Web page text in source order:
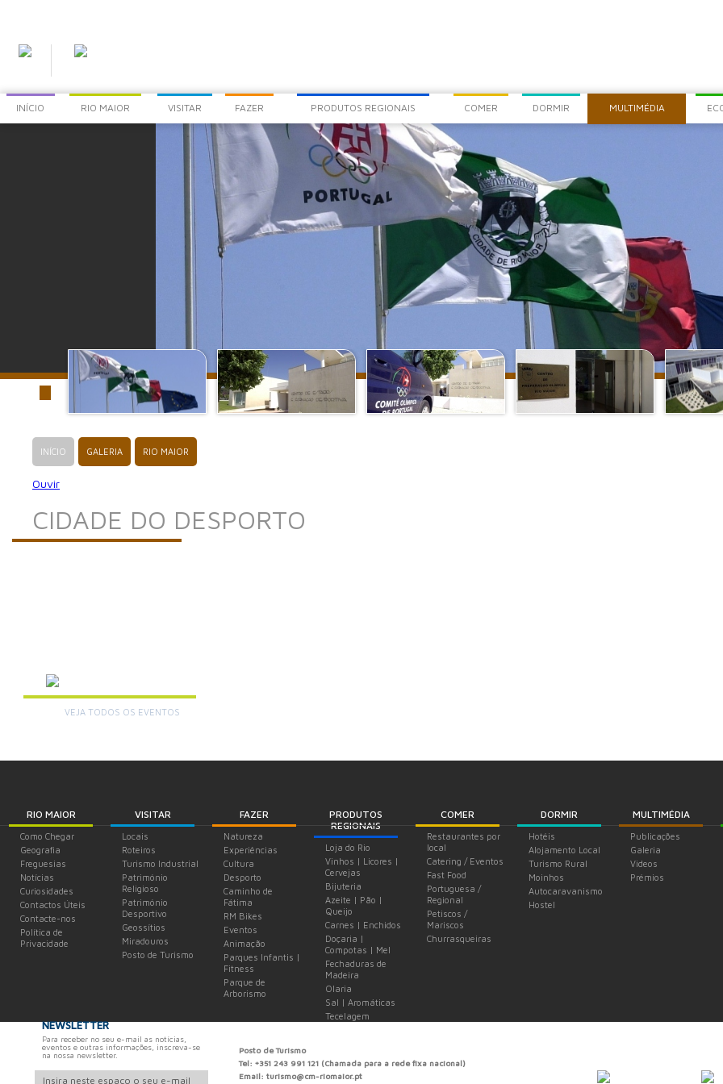
INÍCIO RIO MAIOR VISITAR FAZER PRODUTOS REGIONAIS COMER DORMIR MULTIMÉDIA
INÍCIO GALERIA RIO MAIOR
Ouvir
CIDADE DO DESPORTO
VEJA TODOS OS EVENTOS
RIO MAIOR
Como Chegar
Geografia
Freguesias
Notícias
Curiosidades
Contactos Úteis
Contacte-nos
Política de
Privacidade
VISITAR
Locais
Roteiros
Turismo Industrial
Património
Religioso
Património
Desportivo
Geossítios
Miradouros
Posto de Turismo
FAZER
Natureza
Experiências
Cultura
Desporto
Caminho de
Fátima
RM Bikes
Eventos
Animação
Parques Infantis |
Fitness
Parque de
Arborismo
PRODUTOS
REGIONAIS
Loja do Rio
Vinhos | Licores |
Cervejas
Bijuteria
Azeite | Pão |
Queijo
Carnes | Enchidos
Doçaria |
Compotas | Mel
Fechaduras de
Madeira
Olaria
Sal | Aromáticas
Tecelagem
COMER
Restaurantes por
local
Catering / Eventos
Fast Food
Portuguesa /
Regional
Petiscos /
Mariscos
Churrasqueiras
DORMIR
Hotéis
Alojamento Local
Turismo Rural
Moinhos
Autocaravanismo
Hostel
MULTIMÉDIA
Publicações
Galeria
Videos
Prémios
NEWSLETTER
Para receber no seu e-mail as notícias,
eventos e outras informações, inscreva-se
na nossa newsletter.
Posto de Turismo
Tel: +351 243 991 121 (Chamada para a rede fixa nacional)
Email: turismo@cm-riomaior.pt